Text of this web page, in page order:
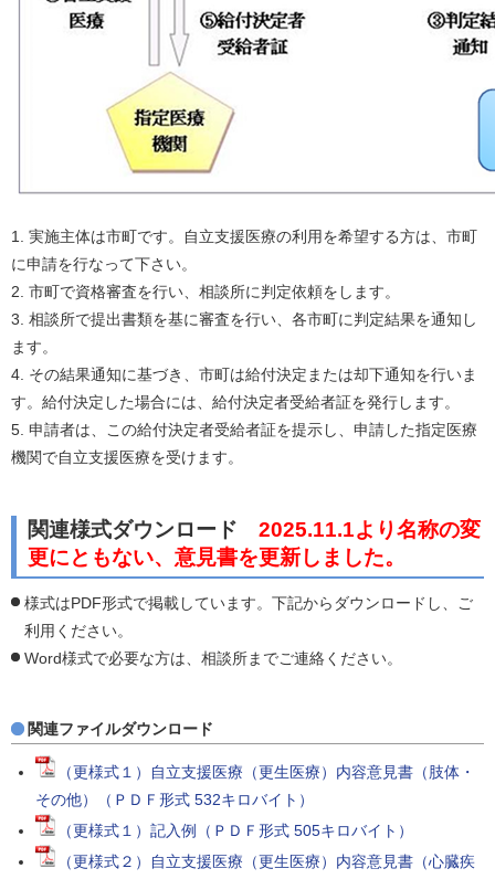
1. 実施主体は市町です。自立支援医療の利用を希望する方は、市町
に申請を行なって下さい。
2. 市町で資格審査を行い、相談所に判定依頼をします。
3. 相談所で提出書類を基に審査を行い、各市町に判定結果を通知し
ます。
4. その結果通知に基づき、市町は給付決定または却下通知を行いま
す。給付決定した場合には、給付決定者受給者証を発行します。
5. 申請者は、この給付決定者受給者証を提示し、申請した指定医療
機関で自立支援医療を受けます。
関連様式ダウンロード 2025.11.1より名称の変
更にともない、意見書を更新しました。
様式はPDF形式で掲載しています。下記からダウンロードし、ご
利用ください。
Word様式で必要な方は、相談所までご連絡ください。
関連ファイルダウンロード
（更様式１）自立支援医療（更生医療）内容意見書（肢体・
その他）（ＰＤＦ形式 532キロバイト）
（更様式１）記入例（ＰＤＦ形式 505キロバイト）
（更様式２）自立支援医療（更生医療）内容意見書（心臓疾